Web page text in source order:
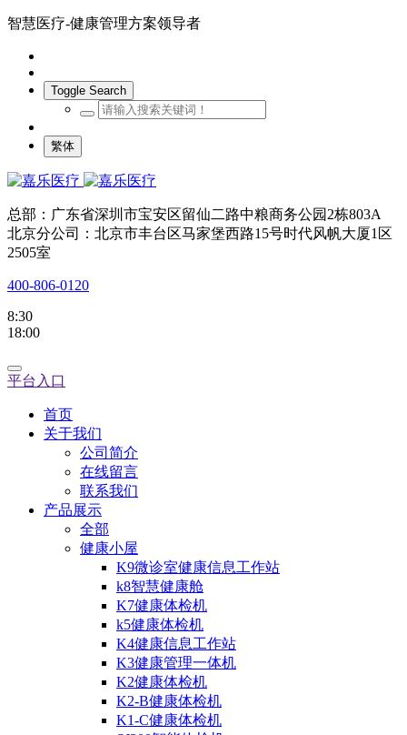
智慧医疗-健康管理方案领导者
Toggle Search
繁体
总部：广东省深圳市宝安区留仙二路中粮商务公园2栋803A
北京分公司：北京市丰台区马家堡西路15号时代风帆大厦1区
2505室
400-806-0120
8:30
18:00
平台入口
首页
关于我们
公司简介
在线留言
联系我们
产品展示
全部
健康小屋
K9微诊室健康信息工作站
k8智慧健康舱
K7健康体检机
k5健康体检机
K4健康信息工作站
K3健康管理一体机
K2健康体检机
K2-B健康体检机
K1-C健康体检机